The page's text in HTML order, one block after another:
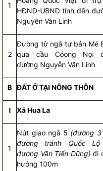
1
HĐND-UBND tỉnh đến
Nguyễn Văn Linh
2
Đường từ ngã tư bản Mé
qua cầu Cóong Nọi
đường Nguyễn Văn Linh
B ĐẤT Ở TẠI NÔNG THÔN
I Xã Hua La
1
Nút giao ngã 5 (đường
đường tránh Quốc
đường Văn Tiến Dũng) đi
hướng 100m